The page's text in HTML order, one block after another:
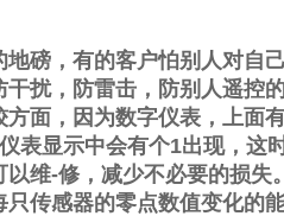
磅，有的客户怕别人对自
扰，防雷击，防别人遥控
面，因为数字仪表，上面
表显示中会有个1出现，这
以维-修，减少不必要的损失
只传感器的零点数值变化的